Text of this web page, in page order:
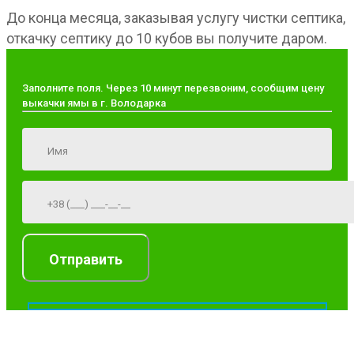
До конца месяца, заказывая услугу чистки септика,
откачку септику до 10 кубов вы получите даром.
Заполните поля. Через 10 минут перезвоним, сообщим цену
выкачки ямы в г. Володарка